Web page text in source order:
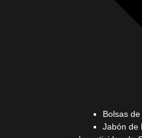
Bolsas
Jabón de